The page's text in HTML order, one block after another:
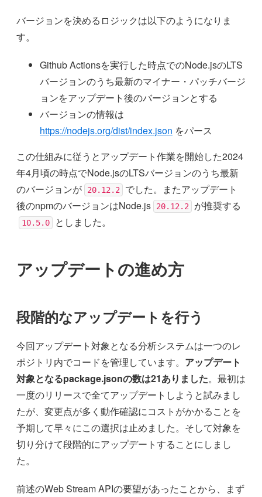
バージョンを決めるロジックは以下のようになりま
す。
Github Actionsを実行した時点でのNode.jsのLTS
バージョンのうち最新のマイナー・パッチバージ
ョンをアップデート後のバージョンとする
バージョンの情報は
https://nodejs.org/dist/index.json をパース
この仕組みに従うとアップデート作業を開始した2024
年4月頃の時点でNode.jsのLTSバージョンのうち最新
のバージョンが
20.12.2
でした。またアップデート
後のnpmのバージョンはNode.js
20.12.2 が推奨する
10.5.0 としました。
アップデートの進め方
段階的なアップデートを行う
今回アップデート対象となる分析システムは一つのレ
ポジトリ内でコードを管理しています。 アップデート
対象となるpackage.jsonの数は21ありました。最初は
一度のリリースで全てアップデートしようと試みまし
たが、変更点が多く動作確認にコストがかかることを
予期して早々にこの選択は止めました。そして対象を
切り分けて段階的にアップデートすることにしまし
た。
前述のWeb Stream APIの要望があったことから、まず